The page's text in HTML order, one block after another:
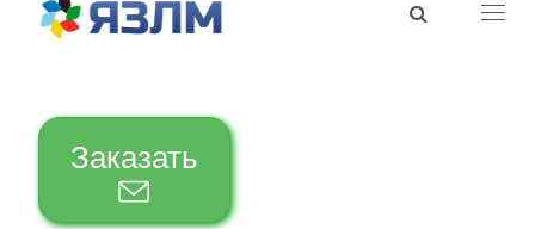
Заказать